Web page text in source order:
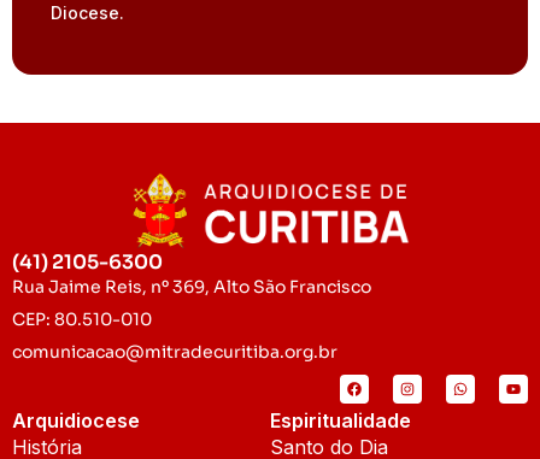
Diocese.
(41) 2105-6300
Rua Jaime Reis, nº 369, Alto São Francisco
CEP: 80.510-010
comunicacao@mitradecuritiba.org.br
Arquidiocese
História
Espiritualidade
Santo do Dia